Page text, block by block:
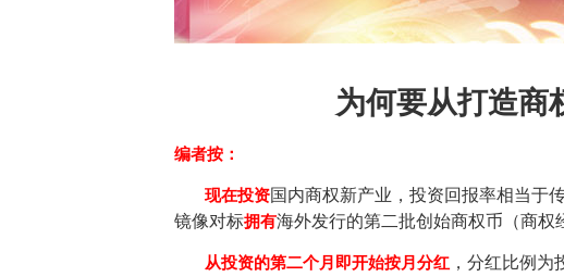
为何要从打造商
编者按：
现在投资国内商权新产业，投资回报率相当于
镜像对标拥有海外发行的第二批创始商权币（商权
从投资的第二个月即开始按月分红 ，分红比例为